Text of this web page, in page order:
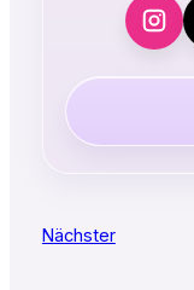
Nächster